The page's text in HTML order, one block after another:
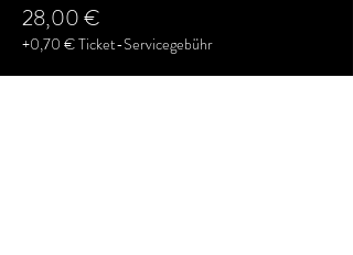
28,00 €
+0,70 € Ticket-Servicegebühr